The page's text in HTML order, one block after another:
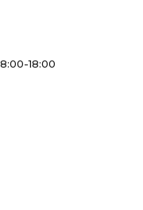
18:00